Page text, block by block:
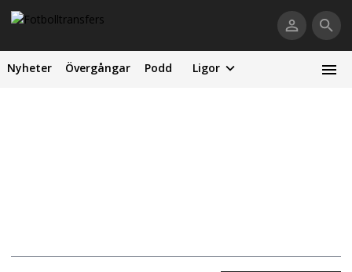
Nyheter Övergångar Podd Ligor